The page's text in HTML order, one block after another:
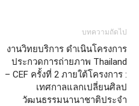
บทความถัดไป
งานวิทยบริการ ดำเนินโครงการ
ประกวดการถ่ายภาพ Thailand
– CEF ครั้งที่ 2 ภายใต้โครงการ :
เทศกาลแลกเปลี่ยนศิลป
วัฒนธรรมนานาชาติประจำ